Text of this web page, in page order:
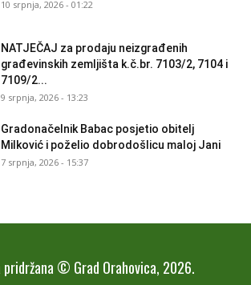
10 srpnja, 2026 - 01:22
NATJEČAJ za prodaju neizgrađenih
građevinskih zemljišta k.č.br. 7103/2, 7104 i
7109/2...
9 srpnja, 2026 - 13:23
Gradonačelnik Babac posjetio obitelj
Milković i poželio dobrodošlicu maloj Jani
7 srpnja, 2026 - 15:37
pridržana © Grad Orahovica, 2026.